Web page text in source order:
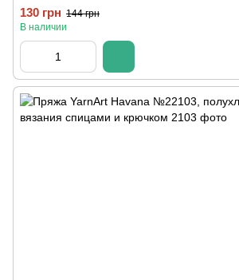
130 грн 144 грн
В наличии